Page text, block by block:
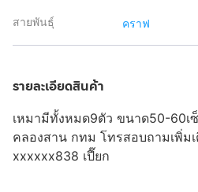
สายพันธุ์ คราฟ
รายละเอียดสินค้า
เหมามีทั้งหมด9ตัว ขนาด50-60เ
คลองสาน กทม โทรสอบถามเพิ่ม
xxxxxx838 เปี๊ยก